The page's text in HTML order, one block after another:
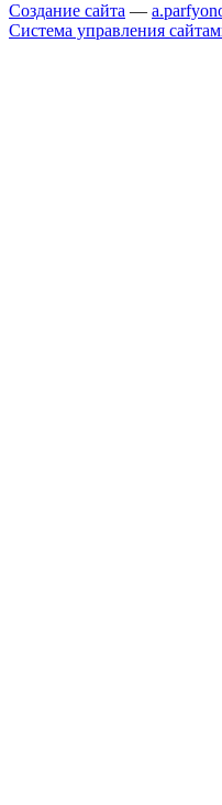
Создание сайта — a
Система управления